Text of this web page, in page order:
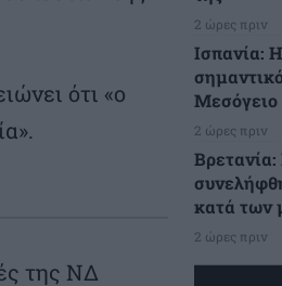
ότι «ο
της ΝΔ
2 ώρες πριν
Ισπανία:
Μεσόγειο
2 ώρες πριν
κατά των
2 ώρες πριν